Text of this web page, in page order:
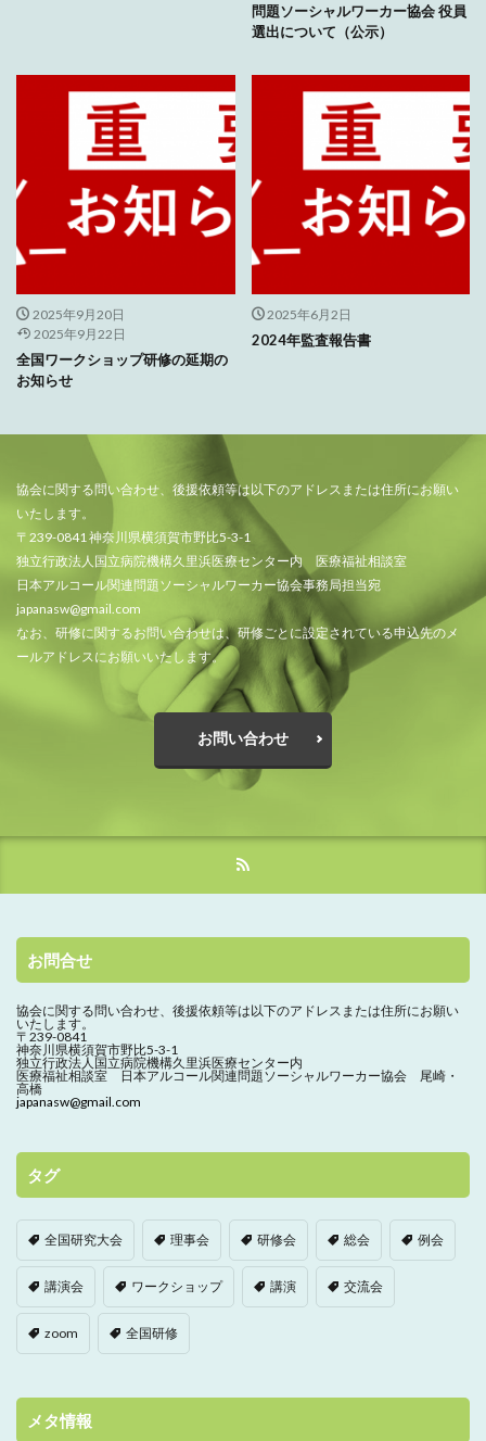
問題ソーシャルワーカー協会 役員
選出について（公示）
2025年9月20日
2025年9月22日
全国ワークショップ研修の延期の
お知らせ
2025年6月2日
2024年監査報告書
協会に関する問い合わせ、後援依頼等は以下のアドレスまたは住所にお願い
いたします。
〒239-0841 神奈川県横須賀市野比5-3-1
独立行政法人国立病院機構久里浜医療センター内 医療福祉相談室
日本アルコール関連問題ソーシャルワーカー協会事務局担当宛
japanasw@gmail.com
なお、研修に関するお問い合わせは、研修ごとに設定されている申込先のメ
ールアドレスにお願いいたします。
お問い合わせ
お問合せ
協会に関する問い合わせ、 後援依頼等は以下のアドレスまたは住所にお願い
いたします。
〒239-0841
神奈川県横須賀市野比5-3-1
独立行政法人国立病院機構久里浜医療センター内
医療福祉相談室 日本アルコール関連問題ソーシャルワーカー協会 尾崎・
高橋
japanasw@gmail.com
タグ
全国研究大会 理事会 研修会 総会 例会
講演会 ワークショップ 講演 交流会
zoom 全国研修
メタ情報